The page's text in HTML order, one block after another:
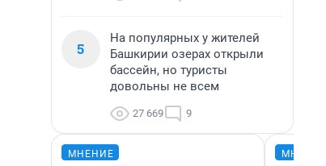
5
На популярных у жителей
Башкирии озерах открыли
бассейн, но туристы
довольны не всем
27 669 9
МНЕНИЕ